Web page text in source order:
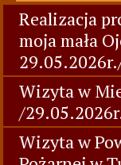
Realizacja
moja mała
Wizyta w
/
Wizyta w